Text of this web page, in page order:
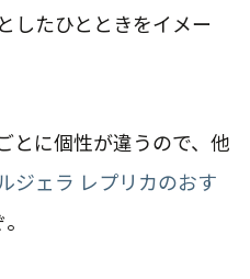
したひとときをイメー
とに個性が違うので、他
ジェラ レプリカのおす